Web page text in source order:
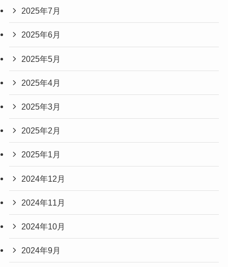
2025年7月
2025年6月
2025年5月
2025年4月
2025年3月
2025年2月
2025年1月
2024年12月
2024年11月
2024年10月
2024年9月